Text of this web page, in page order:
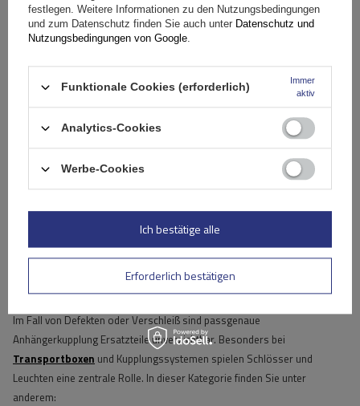
Schlossreparaturset - TowBox V3 TV301R000
87,99 €inkl. MwSt
Anhängerkupplung Ersatzteile für
Schlösser, Beleuchtung und Sicherheit
Im Fall von Defekten oder Verschleiß sind passgenaue
Anhängerkupplung Ersatzteile unverzichtbar. Besonders bei
Transportboxen und Kupplungssystemen spielen Schlösser und
Leuchten eine zentrale Rolle. In dieser Kategorie finden Sie unter
anderem:
festlegen. Weitere Informationen zu den Nutzungsbedingungen
und zum Datenschutz finden Sie auch unter Datenschutz und
Nutzungsbedingungen von Google.
Funktionale Cookies (erforderlich)
Immer
aktiv
Analytics-Cookies
Werbe-Cookies
Erforderlich bestätigen
Ich bestätige alle